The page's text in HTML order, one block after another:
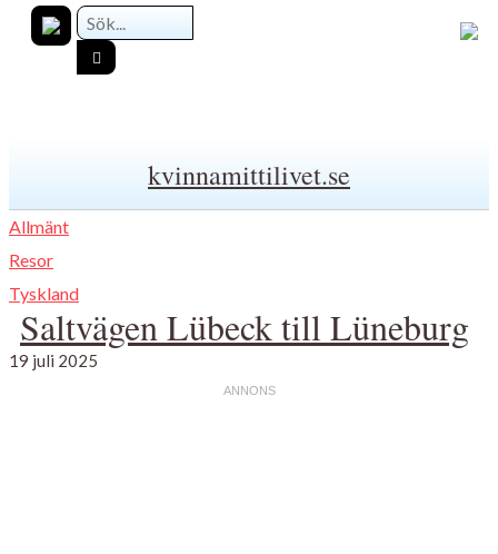
kvinnamittilivet.se
Allmänt
Resor
Tyskland
Saltvägen Lübeck till Lüneburg
19 juli 2025